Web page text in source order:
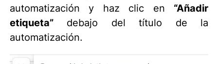
automatización y haz clic en “Añadir
etiqueta” debajo del título de la
automatización.